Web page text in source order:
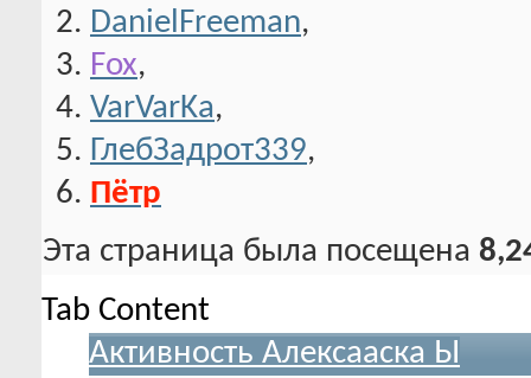
DanielFreeman,
Fox,
VarVarKa,
ГлебЗадрот339,
Пётр
Эта страница была посещена
Tab Content
Активность Алексааска Ы